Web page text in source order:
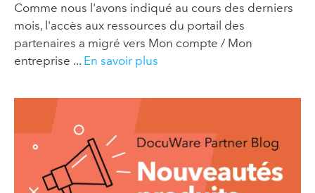
Comme nous l'avons indiqué au cours des derniers
mois, l'accès aux ressources du portail des
partenaires a migré vers Mon compte / Mon
entreprise ... En savoir plus